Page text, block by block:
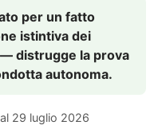
per un fatto
istintiva dei
distrugge la prova
autonoma.
29 luglio 2026